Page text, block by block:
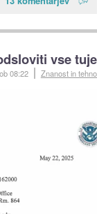
vse
ob 08:22 Znanost in